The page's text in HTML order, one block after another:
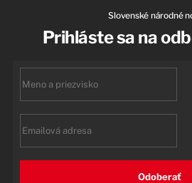
Slovenské národné
Prihláste sa na
Odoberať